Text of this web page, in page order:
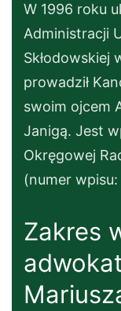
W 1996 roku
Administracji
Skłodowskiej
prowadził
swoim ojcem
Janigą. Jest
Okręgowej
(numer
Zakres